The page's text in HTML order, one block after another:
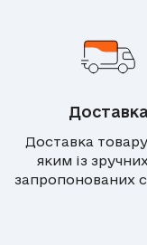
Доставка
яким із
запропонованих